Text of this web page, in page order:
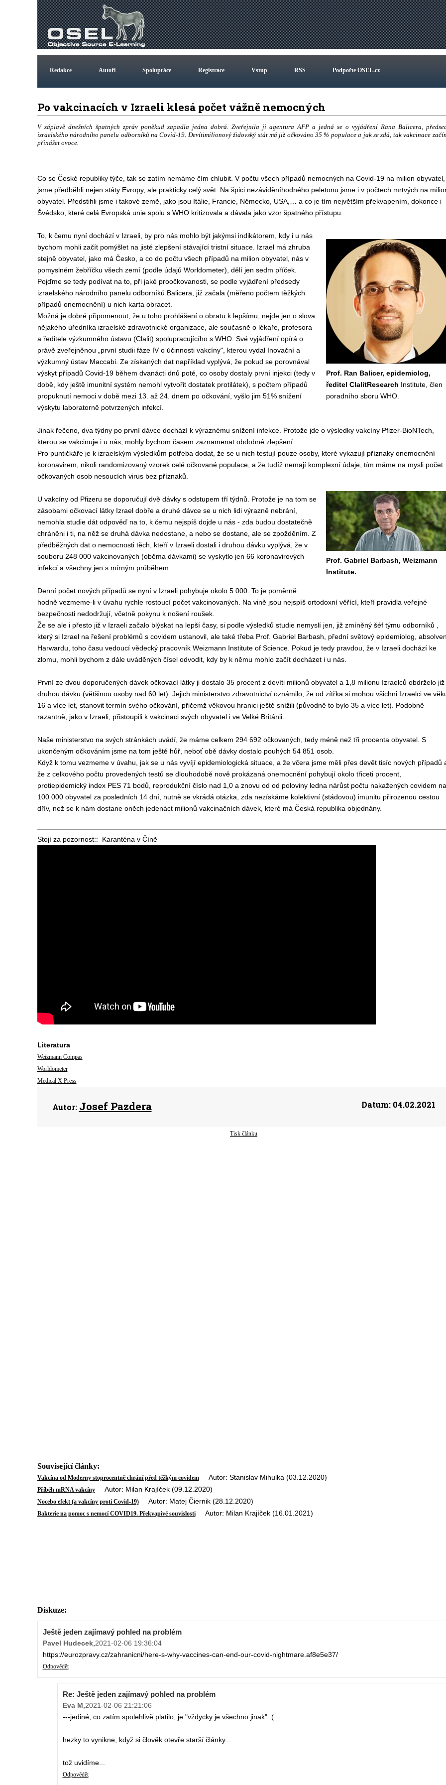
Redakce Autoři Spolupráce Registrace Vstup RSS Podpořte OSEL.cz
Po vakcinacích v Izraeli klesá počet vážně nemocných
V záplavě dnešních špatných zpráv poněkud zapadla jedna dobrá. Zveřejnila ji agentura AFP a jedná se o vyjádření Rana Balicera,
izraelského národního panelu odborníků na Covid-19. Devítimilionový židovský stát má již očkováno 35 % populace a jak se zdá, tak vakcinace
přinášet ovoce.
Co se České republiky týče, tak se zatím nemáme čím chlubit. V počtu všech případů nemocných na Covid-19 na milion obyvatel,
jsme předběhli nejen státy Evropy, ale prakticky celý svět. Na špici nezáviděníhodného peletonu jsme i v počtech mrtvých na
obyvatel. Předstihli jsme i takové země, jako jsou Itálie, Francie, Německo, USA,… a co je tím největším překvapením, dokonce i
Švédsko, které celá Evropská unie spolu s WHO kritizovala a dávala jako vzor špatného přístupu.
Prof. Ran Balicer, epidemiolog,
ředitel ClalitResearch Institute, člen
poradního sboru WHO.
To, k čemu nyní dochází v Izraeli, by pro nás mohlo být jakýmsi indikátorem, kdy i u nás
bychom mohli začít pomýšlet na jisté zlepšení stávající tristní situace. Izrael má zhruba
stejně obyvatel, jako má Česko, a co do počtu všech případů na milion obyvatel, nás v
pomyslném žebříčku všech zemí (podle údajů Worldometer), dělí jen sedm příček.
Pojďme se tedy podívat na to, při jaké proočkovanosti, se podle vyjádření předsedy
izraelského národního panelu odborníků Balicera, již začala (měřeno počtem těžkých
případů onemocnění) u nich karta obracet.
Možná je dobré připomenout, že u toho prohlášení o obratu k lepšímu, nejde jen o slova
nějakého úředníka izraelské zdravotnické organizace, ale současně olékaře, profesora
a ředitele výzkumného ústavu (Clalit) spolupracujícího s WHO. Své vyjádření opírá o
právě zveřejněnou „první studii fáze IV o účinnosti vakcíny", kterou vydal Inovační a
výzkumný ústav Maccabi. Ze získaných dat například vyplývá, že pokud se porovnával
výskyt případů Covid-19 během dvanácti dnů poté, co osoby dostaly první injekci (tedy v
době, kdy ještě imunitní systém nemohl vytvořit dostatek protilátek), s počtem případů
propuknutí nemoci v době mezi 13. až 24. dnem po očkování, vyšlo jim 51% snížení
výskytu laboratorně potvrzených infekcí.
Jinak řečeno, dva týdny po první dávce dochází k výraznému snížení infekce. Protože jde o výsledky vakcíny Pfizer-BioNTech,
kterou se vakcinuje i u nás, mohly bychom časem zaznamenat obdobné zlepšení.
Pro puntičkáře je k izraelským výsledkům potřeba dodat, že se u nich testují pouze osoby, které vykazují příznaky onemocnění
koronavirem, nikoli randomizovaný vzorek celé očkované populace, a že tudíž nemají komplexní údaje, tím máme na mysli počet
očkovaných osob nesoucích virus bez příznaků.
Prof. Gabriel Barbash, Weizmann
Institute.
U vakcíny od Pfizeru se doporučují dvě dávky s odstupem tří týdnů. Protože je na tom se
zásobami očkovací látky Izrael dobře a druhé dávce se u nich lidi výrazně nebrání,
nemohla studie dát odpověď na to, k čemu nejspíš dojde u nás - zda budou dostatečně
chráněni i ti, na něž se druhá dávka nedostane, a nebo se dostane, ale se zpožděním. Z
předběžných dat o nemocnosti těch, kteří v Izraeli dostali i druhou dávku vyplývá, že v
souboru 248 000 vakcinovaných (oběma dávkami) se vyskytlo jen 66 koronavirových
infekcí a všechny jen s mírným průběhem.
Denní počet nových případů se nyní v Izraeli pohybuje okolo 5 000. To je poměrně
hodně vezmeme-li v úvahu rychle rostoucí počet vakcinovaných . Na vině jsou nejspíš ortodoxní věřící, kteří pravidla veřejné
bezpečnosti nedodržují, včetně pokynu k nošení roušek.
Že se ale i přesto již v Izraeli začalo blýskat na lepší časy, si podle výsledků studie nemyslí jen, již zmíněný šéf týmu odborníků ,
který si Izrael na řešení problémů s covidem ustanovil, ale také třeba Prof. Gabriel Barbash , přední světový epidemiolog,
Harwardu, toho času vedoucí vědecký pracovník Weizmann Institute of Science. Pokud je tedy pravdou, že v Izraeli dochází ke
zlomu, mohli bychom z dále uváděných čísel odvodit, kdy by k němu mohlo začít docházet i u nás.
První ze dvou doporučených dávek očkovací látky ji dostalo35 procent z devíti milionů obyvatel a 1,8 milionu Izraelců obdrželo již
druhou dávku (většinou osobynad 60 let) Jejich ministerstvo zdravotnictví oznámilo, že od zítřka si mohou všichni Izraelci ve
16 a více let, stanovit termín svého očkování, přičemž věkovou hranici ještě snížili (původně to bylo 35 a více let)
Podobně
razantně, jako v Izraeli, přistoupilik vakcinaci svých obyvatel i ve VelkéBritánii.
Naše ministerstvo na svých stránkách uvádí, že máme celkem 294 692 očkovaných, tedy méně než tři procenta obyvatel. S
ukončeným očkováním jsme na tom ještě hůř, neboť obě dávky dostalo pouhých 54 851 osob.
Když k tomu vezmeme v úvahu, jak se u nás vyvíjí epidemiologická situace, a že včera jsme měli přes devět tisíc nových případů
že z celkového počtu provedených testů se dlouhodobě nově prokázaná onemocnění pohybují okolo třiceti procent,
protiepidemický index PES 71 bodů, reprodukční číslo nad 1,0 a znovu od od poloviny ledna nárůst počtu nakažených covidem na
100 000 obyvatel za posledních 14 dní, nutně se vkrádá otázka, zda nezískáme kolektivní (stádovou) imunitu přirozenou cestou
dřív, než se k nám dostane oněch jedenáct milionů vakcinačních dávek, které má Česká republika objednány.
Stojí za pozornost:: Karanténa v Číně
Literatura
Weizmann Compas
Worldometer
Medical X Press
Autor: Josef Pazdera Datum:04.02.2021
Tisk článku
Související články:
Vakcína od Moderny stoprocentně chrání před těžkým covidemAutor: Stanislav Mihulka (03.12.2020)
Příběh mRNA vakcínyAutor: Milan Krajíček (09.12.2020)
Nocebo efekt (a vakcíny proti Covid-19)Autor: Matej Čiernik (28.12.2020)
Bakterie na pomoc s nemocí COVID19. Překvapivé souvislostiAutor: Milan Krajíček (16.01.2021)
Diskuze:
Ještě jeden zajímavý pohled na problém
Pavel Hudecek,2021-02-06 19:36:04
https://eurozpravy.cz/zahranicni/here-s-why-vaccines-can-end-our-covid-nightmare.af8e5e37/
Odpovědět
Re: Ještě jeden zajímavý pohled na problém
Eva M,2021-02-06 21:21:06
---jediné, co zatím spolehlivě platilo, je "vždycky je všechno jinak" :(
hezky to vynikne, když si člověk otevře starší články...
tož uvidíme...
Odpovědět